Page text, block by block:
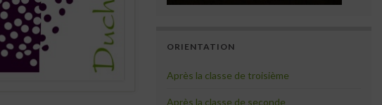
ORIENTATION
Après la classe de troisième
Après la classe de seconde